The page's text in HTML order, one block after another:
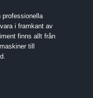
professionella
i framkant av
finns allt från
till